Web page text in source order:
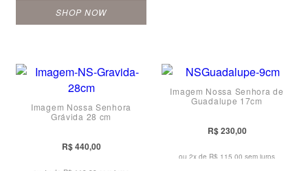
SHOP NOW
Imagem Nossa Senhora
Grávida 28 cm
R$ 440,00
Imagem Nossa Senhora de
Guadalupe 17cm
R$ 230,00
ou 2x de R$ 115,00 sem juros